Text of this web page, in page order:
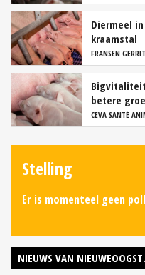
Diermeel
kraamstal
FRANSEN
betere
CEVA SANTÉ
Stelling
Er is momenteel geen
NIEUWS VAN